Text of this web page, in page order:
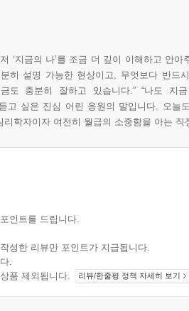
‘지금의 나’를 조금 더 깊이 이해하고 안
히 설명 가능한 현상이고, 무엇보다 반드
충분히 잘하고 있습니다.” “나도 지
싶은 진심 어린 응원의 말입니다. 오늘
학자이자 여전히 월급의 소중함을 아는 직
인트를 드립니다.
성한 리뷰만 포인트가 지급됩니다.
.
품 제외됩니다.
리뷰/한줄평 정책 자세히 보기